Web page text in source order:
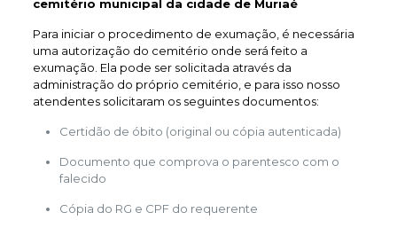
cemitério municipal da cidade de Muriaé
Para iniciar o procedimento de exumação, é necessária
uma autorização do cemitério onde será feito a
exumação. Ela pode ser solicitada através da
administração do próprio cemitério, e para isso nosso
atendentes solicitaram os seguintes documentos:
Certidão de óbito (original ou cópia autenticada)
Documento que comprova o parentesco com o
falecido
Cópia do RG e CPF do requerente